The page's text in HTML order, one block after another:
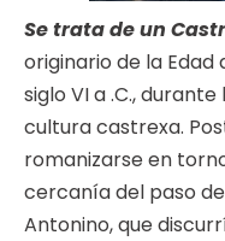
Se trata de un
originario de la
siglo VI a .C.,
cultura castrexa.
romanizarse en
cercanía del paso
Antonino, que